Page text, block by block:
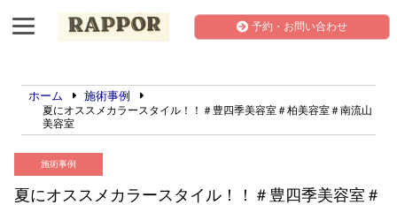
予約・お問い合わせ
ホーム 施術事例
夏にオススメカラースタイル！！＃豊四季美容室＃柏美容室＃南流山
美容室
施術事例
夏にオススメカラースタイル！！＃豊四季美容室＃